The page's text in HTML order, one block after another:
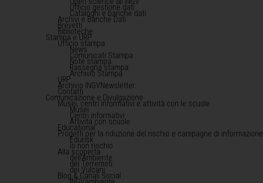
Ufficio gestione dati
Cataloghi e banche dati
Archivi e Banche Dati
Brevetti
Biblioteche
Stampa e URP
Ufficio stampa
News
Comunicati Stampa
Note stampa
Rassegna stampa
Archivio Stampa
URP
Archivio INGVNewsletter
Contatti
Comunicazione e Divulgazione
Musei, centri informativi e attività con le scuole
Musei
Centri informativi
Attività con scuole
Educational
Progetti per la riduzione del rischio e campagne di informazione
Edurisk
Io non rischio
Alla scoperta
dell'Ambiente
dei Terremoti
dei Vulcani
Blog & Canali Social